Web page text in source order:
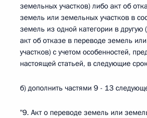
земельных участков) либо акт об
земель или земельных участков в
земель из одной категории в другую
акт об отказе в переводе земель
участков) с учетом особенностей,
настоящей статьей, в следующие
б) дополнить частями 9 - 13
"9. Акт о переводе земель или